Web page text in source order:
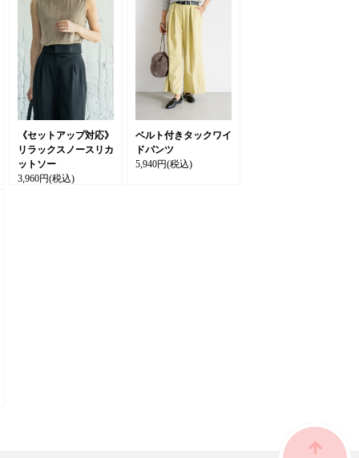
《セットアップ対応》
リラックスノースリカ
ットソー
3,960円(税込)
ベルト付きタックワイ
ドパンツ
5,940円(税込)